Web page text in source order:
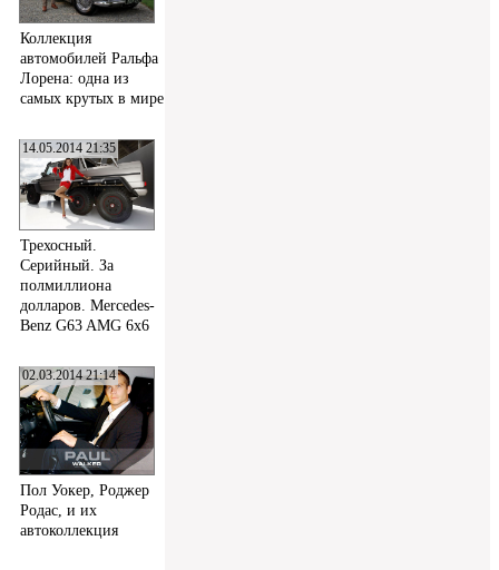
Коллекция
автомобилей Ральфа
Лорена: одна из
самых крутых в мире
14.05.2014 21:35
Трехосный.
Серийный. За
полмиллиона
долларов. Mercedes-
Benz G63 AMG 6x6
02.03.2014 21:14
Пол Уокер, Роджер
Родас, и их
автоколлекция